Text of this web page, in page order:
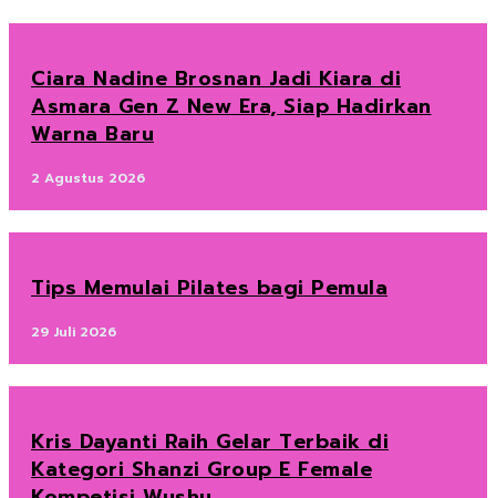
Ciara Nadine Brosnan Jadi Kiara di
Asmara Gen Z New Era, Siap Hadirkan
Warna Baru
2 Agustus 2026
Tips Memulai Pilates bagi Pemula
29 Juli 2026
Kris Dayanti Raih Gelar Terbaik di
Kategori Shanzi Group E Female